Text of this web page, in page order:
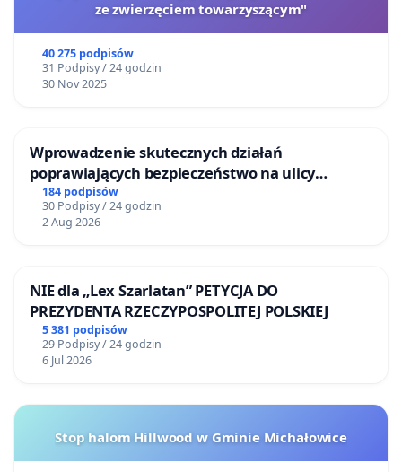
ze zwierzęciem towarzyszącym"
40 275 podpisów
31 Podpisy / 24 godzin
30 Nov 2025
Wprowadzenie skutecznych działań
poprawiających bezpieczeństwo na ulicy
Żeromskiego w Otwocku
184 podpisów
30 Podpisy / 24 godzin
2 Aug 2026
NIE dla „Lex Szarlatan” PETYCJA DO
PREZYDENTA RZECZYPOSPOLITEJ POLSKIEJ
5 381 podpisów
29 Podpisy / 24 godzin
6 Jul 2026
Stop halom Hillwood w Gminie Michałowice